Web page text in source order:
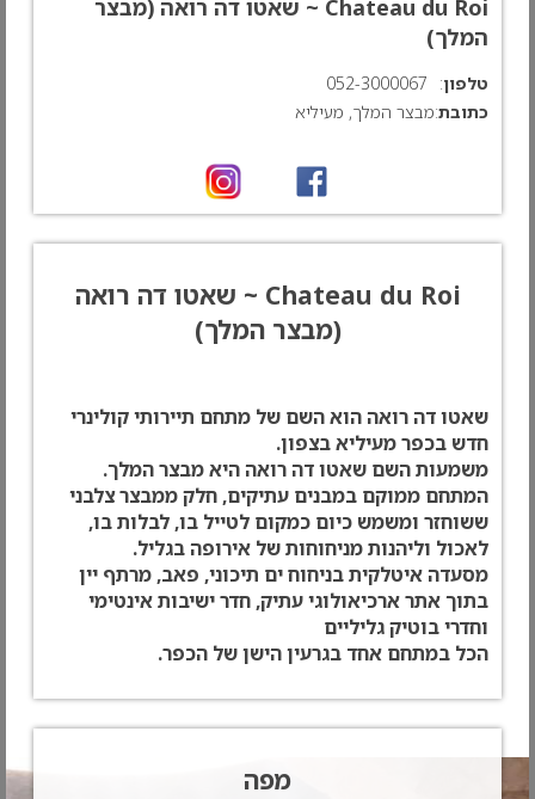
Chateau du Roi ~ שאטו דה רואה (מבצר
המלך)
טלפון:
052-3000067
כתובת:מבצר המלך, מעיליא
Chateau du Roi ~ שאטו דה רואה
(מבצר המלך)
שאטו דה רואה הוא השם של מתחם תיירותי קולינרי
חדש בכפר מעיליא בצפון.
משמעות השם שאטו דה רואה היא מבצר המלך.
המתחם ממוקם במבנים עתיקים, חלק ממבצר צלבני
ששוחזר ומשמש כיום כמקום לטייל בו, לבלות בו,
לאכול וליהנות מניחוחות של אירופה בגליל.
מסעדה איטלקית בניחוח ים תיכוני, פאב, מרתף יין
בתוך אתר ארכיאולוגי עתיק, חדר ישיבות אינטימי
וחדרי בוטיק גליליים
הכל במתחם אחד בגרעין הישן של הכפר.
מפה